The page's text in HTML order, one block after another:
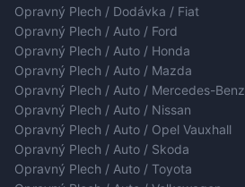
Opravný Plech / Dodávka / Fiat
Opravný Plech / Auto / Ford
Opravný Plech / Auto / Honda
Opravný Plech / Auto / Mazda
Opravný Plech / Auto / Mercedes-Benz
Opravný Plech / Auto / Nissan
Opravný Plech / Auto / Opel Vauxhall
Opravný Plech / Auto / Skoda
Opravný Plech / Auto / Toyota